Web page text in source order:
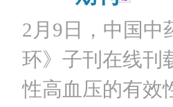
2月9日，中国中
环》子刊在线刊
性高血压的有效